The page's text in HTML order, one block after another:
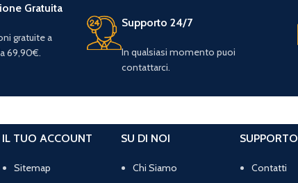
Gratuita
gratuite a
69,90€.
Supporto 24/7
In qualsiasi momento puoi
contattarci.
IL TUO ACCOUNT
Sitemap
SU DI NOI
Chi Siamo
SUPPORTO
Contatti